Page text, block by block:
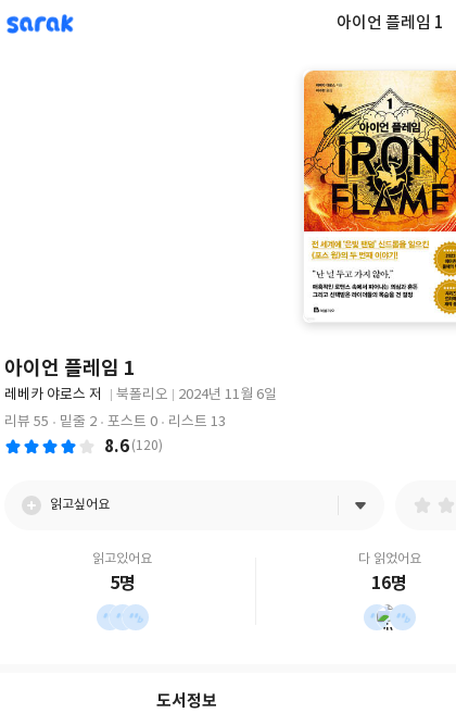
sarak 아이언 플레임 1
아이언 플레임 1
글
쓴
레베카 야로스 저
출
판
사
북폴리오
출
판
2024년 11월 6일
리뷰 55
밑줄 2 포스트 0 리스트 13
8.6 (120)
읽고싶어요
읽고있어요
5명
다 읽었어요
16명
도서정보